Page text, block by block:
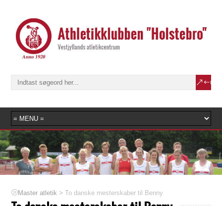
Master atletik >To danske mesterskaber til Benny